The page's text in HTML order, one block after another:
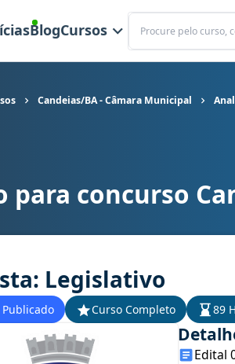
BlogCursos
Buscar
Candeias/BA - Câmara Municipal
Candeias/BA - Câmara Municipal
para concurso
Legislativo
Curso Completo 89
Edital